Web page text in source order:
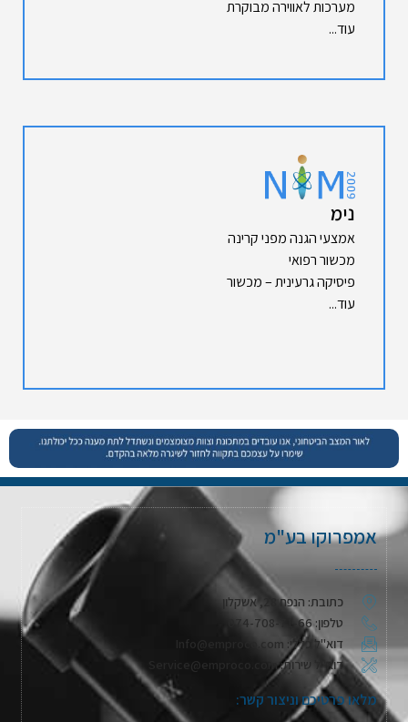
מערכות לאווירה מבוקרת
עוד...
נימ
אמצעי הגנה מפני קרינה
מכשור רפואי
פיסיקה גרעינית – מכשור
עוד...
אמפרוקו בע"מ
כתובת: הנפח 28, אשקלון
טלפון: 074-708-71-66
דוא"ל כללי: Info@emproco.com
דוא"ל שירות: Service@emproco.com
מלאו פרטיכם וניצור קשר: